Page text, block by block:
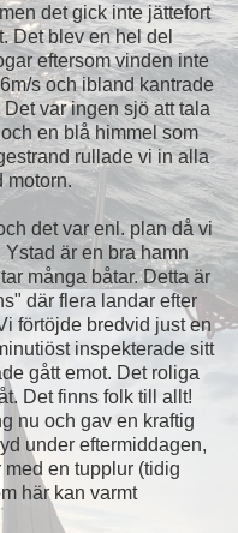
det gick inte jättefort
Det blev en hel del
eftersom vinden inte
s och ibland kantrade
var ingen sjö att tala
en blå himmel som
rullade vi in alla
motorn.
det var enl. plan då vi
Ystad är en bra hamn
många båtar. Detta är
där flera landar efter
förtöjde bredvid just en
inspekterade sitt
gått emot. Det roliga
Det finns folk till allt!
nu och gav en kraftig
under eftermiddagen,
en tupplur (tidig
här kan varmt